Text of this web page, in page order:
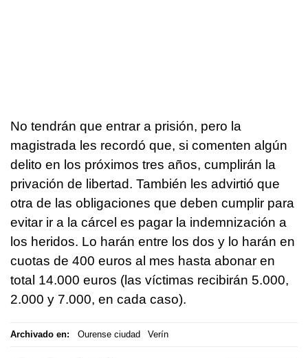
No tendrán que entrar a prisión, pero la
magistrada les recordó que, si comenten algún
delito en los próximos tres años, cumplirán la
privación de libertad. También les advirtió que
otra de las obligaciones que deben cumplir para
evitar ir a la cárcel es pagar la indemnización a
los heridos. Lo harán entre los dos y lo harán en
cuotas de 400 euros al mes hasta abonar en
total 14.000 euros (las víctimas recibirán 5.000,
2.000 y 7.000, en cada caso).
Archivado en: Ourense ciudad Verín